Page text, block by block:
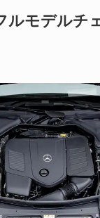
ルモデルチ